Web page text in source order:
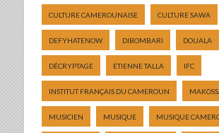
CULTURE CAMEROUNAISE CULTURE SAWA
DEFYHATENOW DIBOMBARI DOUALA
DÉCRYPTAGE ETIENNE TALLA IFC
INSTITUT FRANÇAIS DU CAMEROUN
MUSICIEN MUSIQUE MUSIQUE